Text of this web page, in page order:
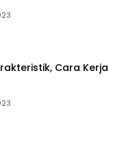
Cara Kerja